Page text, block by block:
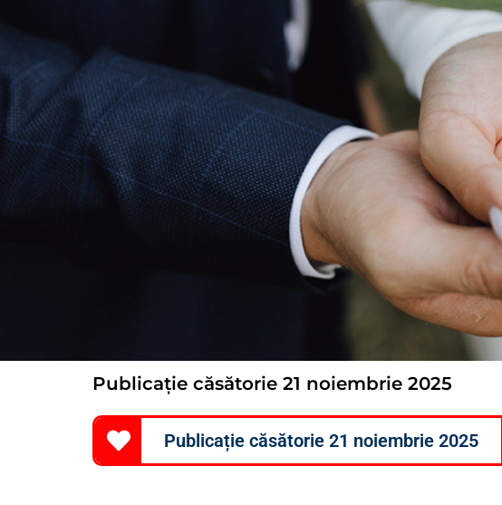
Publicație căsătorie 21 noiembrie 2025
Publicație căsătorie 21 noiembrie 2025